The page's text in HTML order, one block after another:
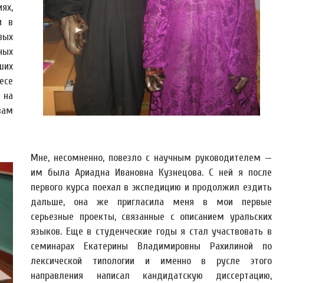
в
Мне, несомненно, повезло с научным руководителем —
им была Ариадна Ивановна Кузнецова. С ней я после
первого курса поехал в экспедицию и продолжил ездить
дальше, она же пригласила меня в мои первые
серьезные проекты, связанные с описанием уральских
языков. Еще в студенческие годы я стал участвовать в
семинарах Екатерины Владимировны Рахилиной по
лексической типологии и именно в русле этого
направления написал кандидатскую диссертацию,